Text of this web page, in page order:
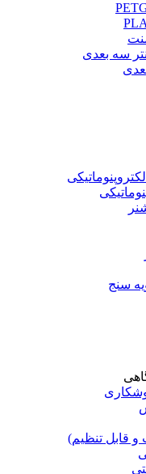
سه بعدی
سنج
و قابل تنظیم)